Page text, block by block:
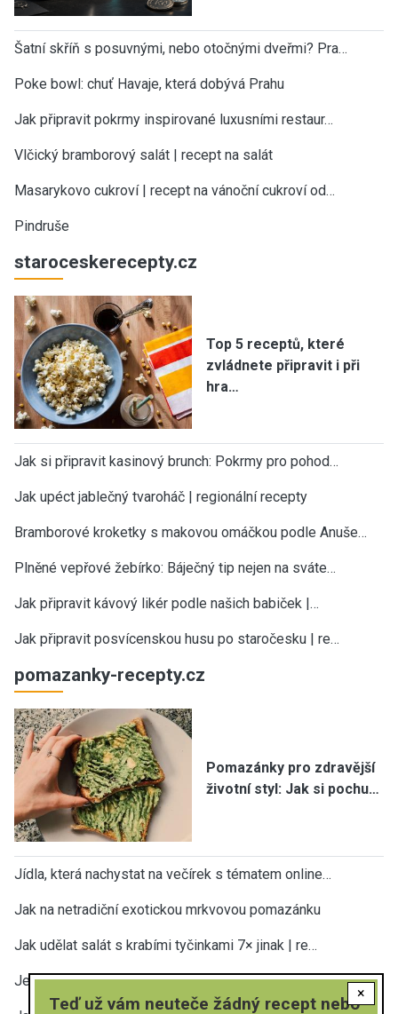
×
Teď už vám neuteče žádný recept nebo
Šatní skříň s posuvnými, nebo otočnými dveřmi? Pra…
Poke bowl: chuť Havaje, která dobývá Prahu
Jak připravit pokrmy inspirované luxusními restaur…
Vlčický bramborový salát | recept na salát
Masarykovo cukroví | recept na vánoční cukroví od…
Pindruše
staroceskerecepty.cz
Top 5 receptů, které
zvládnete připravit i při
hra…
Jak si připravit kasinový brunch: Pokrmy pro pohod…
Jak upéct jablečný tvaroháč | regionální recepty
Bramborové kroketky s makovou omáčkou podle Anuše…
Plněné vepřové žebírko: Báječný tip nejen na sváte…
Jak připravit kávový likér podle našich babiček |…
Jak připravit posvícenskou husu po staročesku | re…
pomazanky-recepty.cz
Pomazánky pro zdravější
životní styl: Jak si pochu…
Jídla, která nachystat na večírek s tématem online…
Jak na netradiční exotickou mrkvovou pomazánku
Jak udělat salát s krabími tyčinkami 7× jinak | re…
Jednoduché pomazánky z tvarohu – 12 variant | rych…